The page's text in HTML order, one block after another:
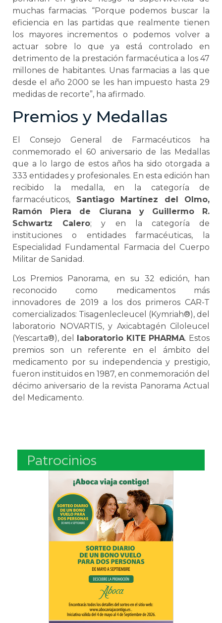
muchas farmacias. “Porque podemos buscar la
eficiencia en las partidas que realmente tienen
los mayores incrementos o podemos volver a
actuar sobre lo que ya está controlado en
detrimento de la prestación farmacéutica a los 47
millones de habitantes. Unas farmacias a las que
desde el año 2000 se les han impuesto hasta 29
medidas de recorte”, ha afirmado.
Premios y Medallas
El Consejo General de Farmacéuticos ha
conmemorado el 60 aniversario de las Medallas
que a lo largo de estos años ha sido otorgada a
333 entidades y profesionales. En esta edición han
recibido la medalla, en la categoría de
farmacéuticos, Santiago Martínez del Olmo,
Ramón Piera de Ciurana y Guillermo R.
Schwartz Calero; y en la categoría de
instituciones o entidades farmacéuticas, la
Especialidad Fundamental Farmacia del Cuerpo
Militar de Sanidad.
Los Premios Panorama, en su 32 edición, han
reconocido como medicamentos más
innovadores de 2019 a los dos primeros CAR-T
comercializados: Tisagenlecleucel (Kymriah®), del
laboratorio NOVARTIS, y Axicabtagén Ciloleucel
(Yescarta®), del laboratorio KITE PHARMA. Estos
premios son un referente en el ámbito del
medicamento por su independencia y prestigio,
fueron instituidos en 1987, en conmemoración del
décimo aniversario de la revista Panorama Actual
del Medicamento.
Patrocinios